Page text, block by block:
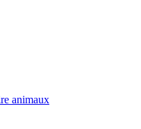
animaux